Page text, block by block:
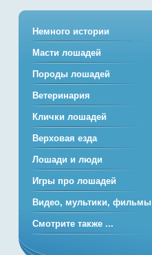
Немного истории
Масти лошадей
Породы лошадей
Ветеринария
Клички лошадей
Верховая езда
Лошади и люди
Игры про лошадей
Видео, мультики, фильмы
Смотрите также ...